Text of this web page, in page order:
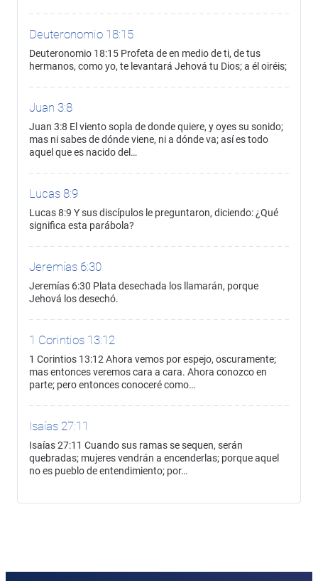
Deuteronomio 18:15
Deuteronomio 18:15 Profeta de en medio de ti, de tus
hermanos, como yo, te levantará Jehová tu Dios; a él oiréis;
Juan 3:8
Juan 3:8 El viento sopla de donde quiere, y oyes su sonido;
mas ni sabes de dónde viene, ni a dónde va; así es todo
aquel que es nacido del…
Lucas 8:9
Lucas 8:9 Y sus discípulos le preguntaron, diciendo: ¿Qué
significa esta parábola?
Jeremías 6:30
Jeremías 6:30 Plata desechada los llamarán, porque
Jehová los desechó.
1 Corintios 13:12
1 Corintios 13:12 Ahora vemos por espejo, oscuramente;
mas entonces veremos cara a cara. Ahora conozco en
parte; pero entonces conoceré como…
Isaías 27:11
Isaías 27:11 Cuando sus ramas se sequen, serán
quebradas; mujeres vendrán a encenderlas; porque aquel
no es pueblo de entendimiento; por…